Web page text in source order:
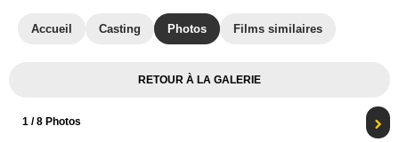
Accueil Casting Photos Films similaires
RETOUR À LA GALERIE
1 / 8 Photos